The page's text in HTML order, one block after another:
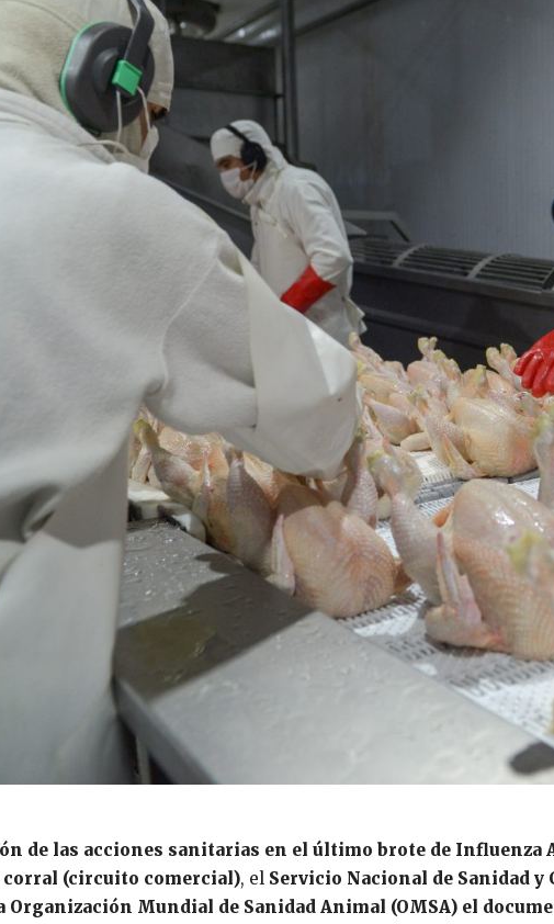
de las acciones sanitarias en el último brote de Influenza
corral (circuito comercial), el Servicio Nacional de Sanidad
Organización Mundial de Sanidad Animal (OMSA) el